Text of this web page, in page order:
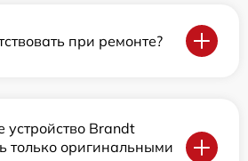
при ремонте?
устройство Brandt
только оригинальными